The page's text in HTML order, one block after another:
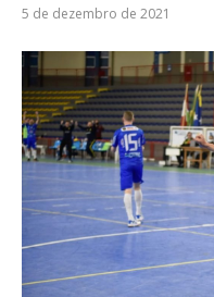
5 de dezembro de 2021